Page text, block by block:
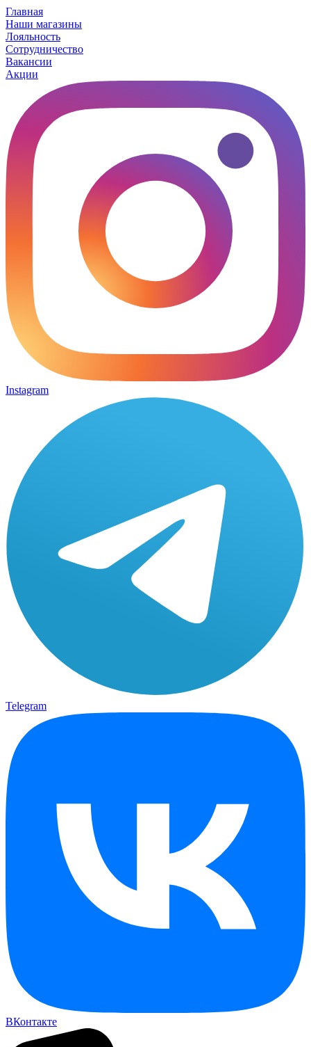
Главная
Наши магазины
Лояльность
Сотрудничество
Вакансии
Акции
Instagram
Telegram
ВКонтакте